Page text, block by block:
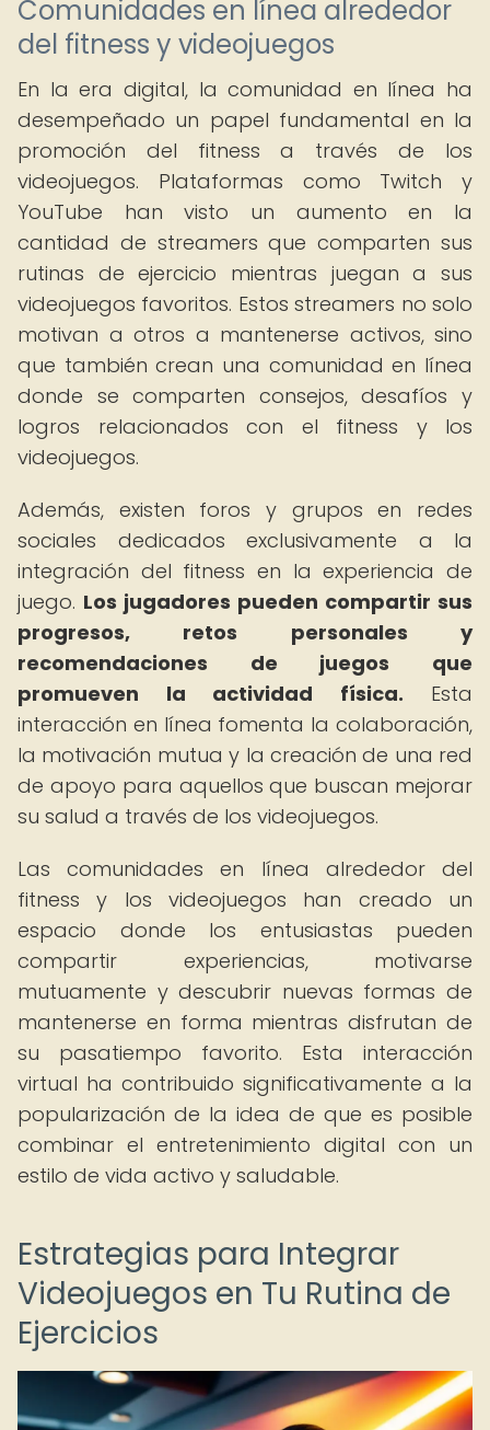
Comunidades en línea alrededor
del fitness y videojuegos
En la era digital, la comunidad en línea ha
desempeñado un papel fundamental en la
promoción del fitness a través de los
videojuegos. Plataformas como Twitch y
YouTube han visto un aumento en la
cantidad de streamers que comparten sus
rutinas de ejercicio mientras juegan a sus
videojuegos favoritos. Estos streamers no solo
motivan a otros a mantenerse activos, sino
que también crean una comunidad en línea
donde se comparten consejos, desafíos y
logros relacionados con el fitness y los
videojuegos.
Además, existen foros y grupos en redes
sociales dedicados exclusivamente a la
integración del fitness en la experiencia de
juego. Los jugadores pueden compartir sus
progresos, retos personales y
recomendaciones de juegos que
promueven la actividad física. Esta
interacción en línea fomenta la colaboración,
la motivación mutua y la creación de una red
de apoyo para aquellos que buscan mejorar
su salud a través de los videojuegos.
Las comunidades en línea alrededor del
fitness y los videojuegos han creado un
espacio donde los entusiastas pueden
compartir experiencias, motivarse
mutuamente y descubrir nuevas formas de
mantenerse en forma mientras disfrutan de
su pasatiempo favorito. Esta interacción
virtual ha contribuido significativamente a la
popularización de la idea de que es posible
combinar el entretenimiento digital con un
estilo de vida activo y saludable.
Estrategias para Integrar
Videojuegos en Tu Rutina de
Ejercicios